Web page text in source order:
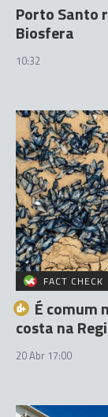
Porto Santo
Biosfera
10:32
FACT CHECK
É comum
costa na
20 Abr 17:00